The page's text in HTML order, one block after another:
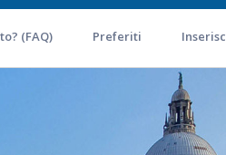
(FAQ) Preferiti